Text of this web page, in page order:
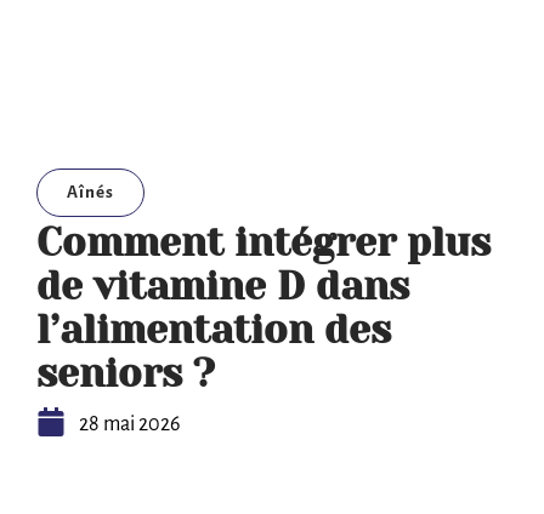
Aînés
Comment intégrer plus
de vitamine D dans
l’alimentation des
seniors ?
28 mai 2026